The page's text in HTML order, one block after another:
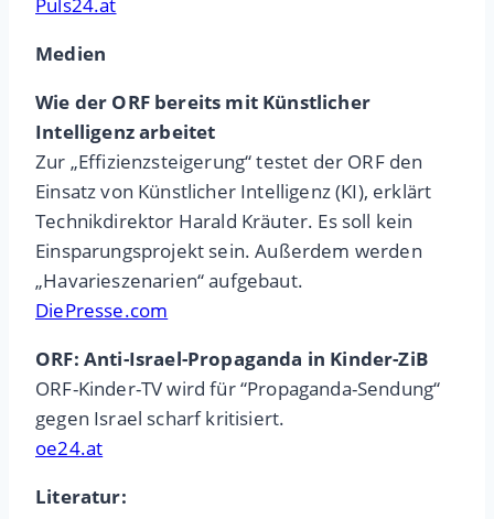
Medien
Wie der ORF bereits mit Künstlicher
Intelligenz arbeitet
Zur „Effizienzsteigerung“ testet der ORF den
Einsatz von Künstlicher Intelligenz (KI), erklärt
Technikdirektor Harald Kräuter. Es soll kein
Einsparungsprojekt sein. Außerdem werden
„Havarieszenarien“ aufgebaut.
DiePresse.com
ORF: Anti-Israel-Propaganda in Kinder-ZiB
ORF-Kinder-TV wird für “Propaganda-Sendung“
gegen Israel scharf kritisiert.
oe24.at
Literatur: